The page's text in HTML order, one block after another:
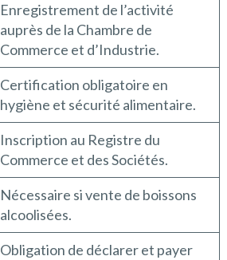
Enregistrement de l’activité
auprès de la Chambre de
Commerce et d’Industrie.
Certification obligatoire en
hygiène et sécurité alimentaire.
Inscription au Registre du
Commerce et des Sociétés.
Nécessaire si vente de boissons
alcoolisées.
Obligation de déclarer et payer